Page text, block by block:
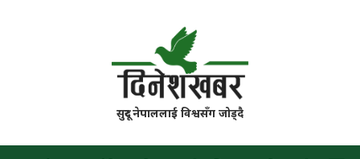
सुदूर नेपाललाई विश्वसँग जोड्दै